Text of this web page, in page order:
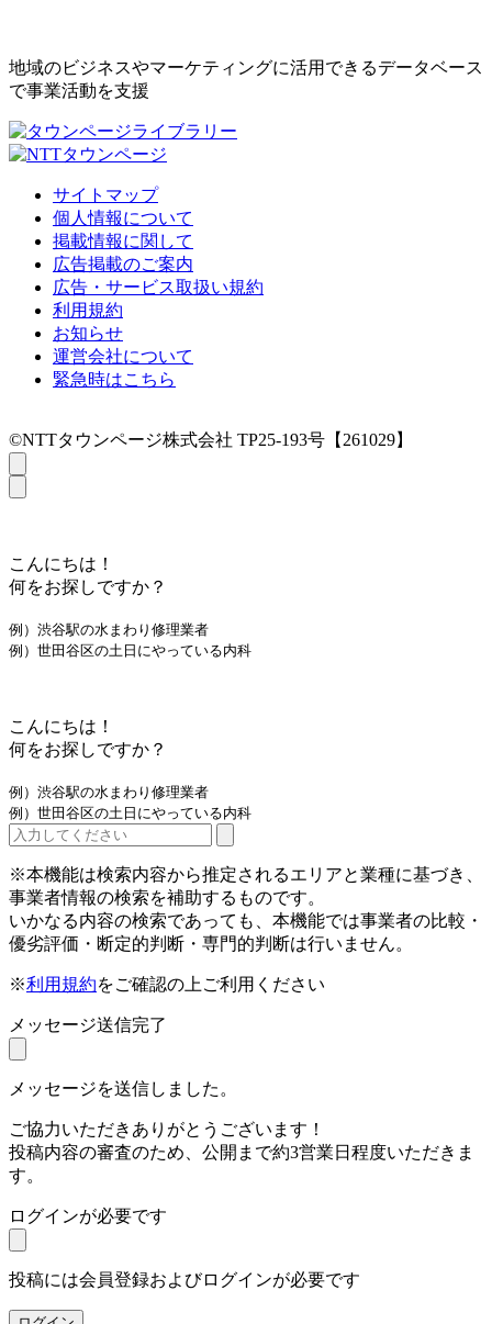
地域のビジネスやマーケティングに活用できるデータベース
で事業活動を支援
サイトマップ
個人情報について
掲載情報に関して
広告掲載のご案内
広告・サービス取扱い規約
利用規約
お知らせ
運営会社について
緊急時はこちら
©NTTタウンページ株式会社 TP25-193号【261029】
こんにちは！
何をお探しですか？
例）渋谷駅の水まわり修理業者
例）世田谷区の土日にやっている内科
こんにちは！
何をお探しですか？
例）渋谷駅の水まわり修理業者
例）世田谷区の土日にやっている内科
※本機能は検索内容から推定されるエリアと業種に基づき、
事業者情報の検索を補助するものです。
いかなる内容の検索であっても、本機能では事業者の比較・
優劣評価・断定的判断・専門的判断は行いません。
※利用規約をご確認の上ご利用ください
メッセージ送信完了
メッセージを送信しました。
ご協力いただきありがとうございます！
投稿内容の審査のため、公開まで約3営業日程度いただきま
す。
ログインが必要です
投稿には会員登録およびログインが必要です